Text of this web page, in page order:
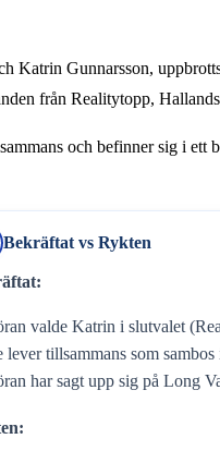
Katrin Gunnarsson,
från Realitytopp,
och befinner sig i
Bekräftat vs Rykten
valde Katrin i slutvalet
lever tillsammans som
har sagt upp sig på Long